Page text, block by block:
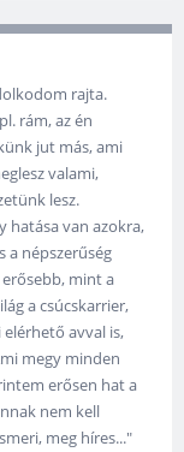
rajta.
rám, az én
jut más, ami
valami,
lesz.
hatása van azokra,
a népszerűség
mint a
a csúcskarrier,
avval is,
megy minden
erősen hat a
nem kell
meg híres..."